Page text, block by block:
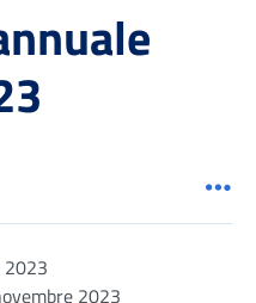
2023
2023